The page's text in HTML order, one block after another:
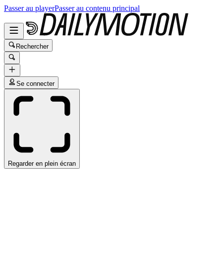
Passer au playerPasser au contenu principal
Rechercher
Se connecter
Regarder en plein écran